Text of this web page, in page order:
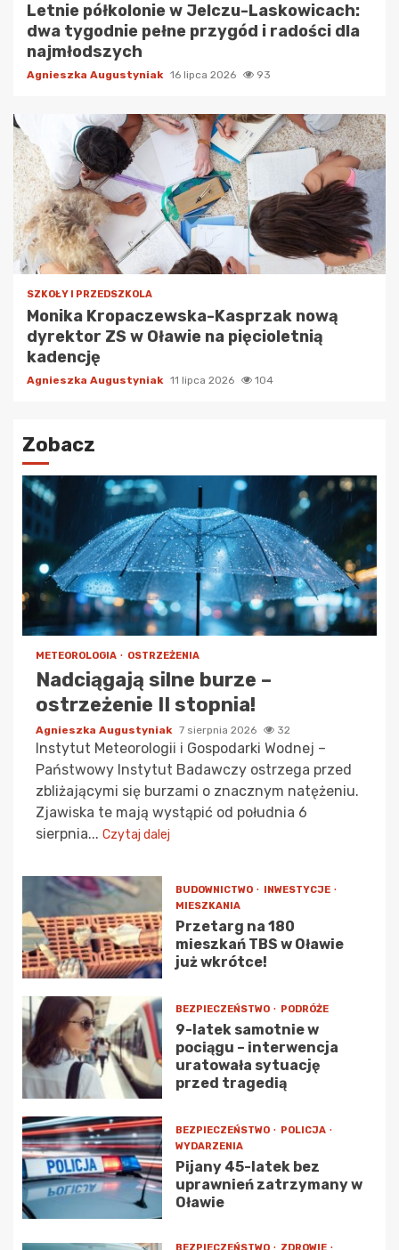
Letnie półkolonie w Jelczu-Laskowicach:
dwa tygodnie pełne przygód i radości dla
najmłodszych
Agnieszka Augustyniak 16 lipca 2026 93
SZKOŁY I PRZEDSZKOLA
Monika Kropaczewska-Kasprzak nową
dyrektor ZS w Oławie na pięcioletnią
kadencję
Agnieszka Augustyniak 11 lipca 2026 104
Zobacz
METEOROLOGIA OSTRZEŻENIA
Nadciągają silne burze –
ostrzeżenie II stopnia!
Agnieszka Augustyniak 7 sierpnia 2026 32
Instytut Meteorologii i Gospodarki Wodnej –
Państwowy Instytut Badawczy ostrzega przed
zbliżającymi się burzami o znacznym natężeniu.
Zjawiska te mają wystąpić od południa 6
sierpnia... Czytaj dalej
BUDOWNICTWO
INWESTYCJE
MIESZKANIA
Przetarg na 180
mieszkań TBS w Oławie
już wkrótce!
BEZPIECZEŃSTWO PODRÓŻE
9-latek samotnie w
pociągu – interwencja
uratowała sytuację
przed tragedią
BEZPIECZEŃSTWO
POLICJA
WYDARZENIA
Pijany 45-latek bez
uprawnień zatrzymany w
Oławie
BEZPIECZEŃSTWO ZDROWIE